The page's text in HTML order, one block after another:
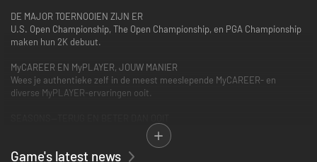
DE MAJOR TOERNOOIEN ZIJN ER
U.S. Open Championship, The Open Championship, en PGA Championship
maken hun 2K debuut.
MyCAREER EN MyPLAYER, JOUW MANIER
Wees je authentieke zelf in de meest meeslepende MyCAREER- en
diverse MyPLAYER-ervaringen ooit.
Krachttoenames voor progressie van uitrusting, resets van het
klassement, regelmatige contentupdates + meer. Volg je eigen tempo en
speel door de seizoenen heen, zelfs als er een nieuw seizoen is.
Game's latest news